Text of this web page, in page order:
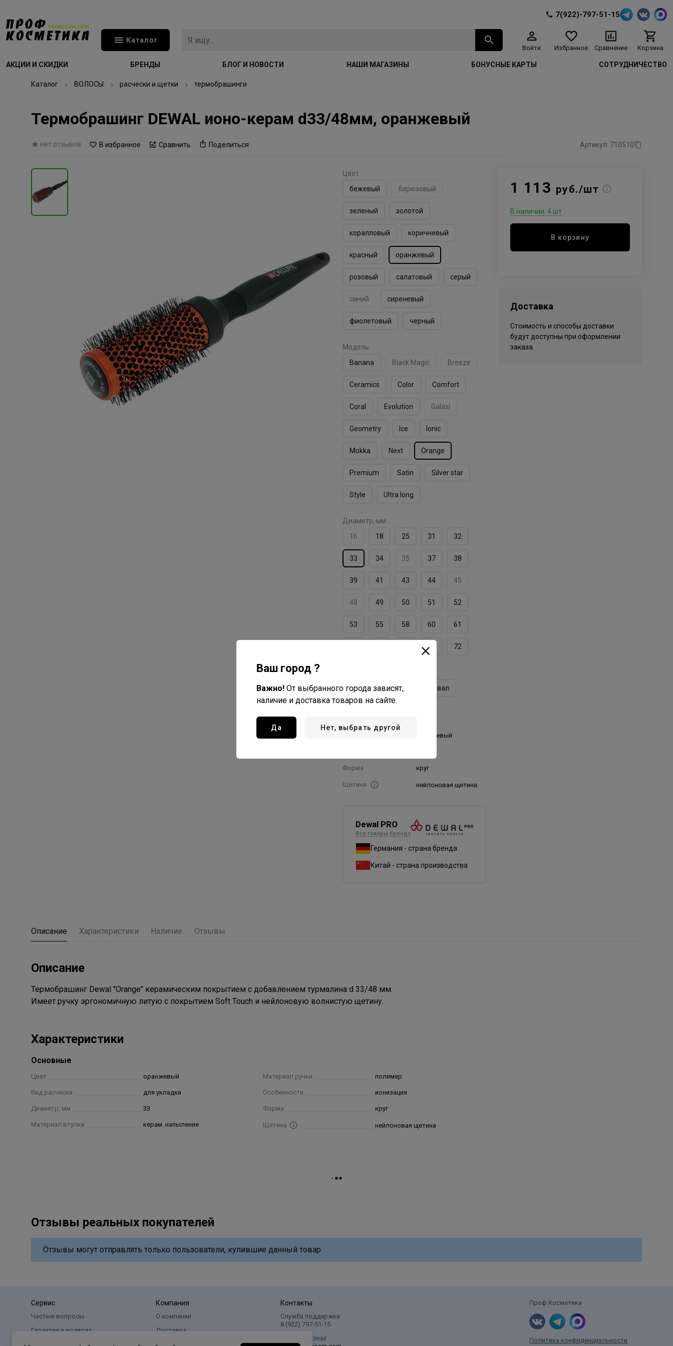
7(922)-797-51-15
Каталог
Войти Избранное Сравнение Корзина
АКЦИИ И СКИДКИ БРЕНДЫ БЛОГ И НОВОСТИ НАШИ МАГАЗИНЫ БОНУСНЫЕ КАРТЫ СОТРУДНИЧЕСТВО
Каталог ВОЛОСЫ расчески и щетки термобрашинги
Термобрашинг DEWAL ионо-керам d33/48мм, оранжевый
нет отзывов В избранное Сравнить Поделиться Артикул: 710510
Цвет
бежевый
бирюзовый
зеленый золотой
коралловый коричневый
красный оранжевый
розовый салатовый серый
синий сиреневый
фиолетовый черный
Модель
Banana
Black Magic Breeze
Ceramics Color Comfort
Coral Evolution Galaxi
Geometry Ice Ionic
Mokka Next Orange
Premium Satin Silver star
Style Ultra long
Диаметр, мм
16
18 25 31 32
33 34 35 37 38
39 41 43 44 45
48 49 50 51 52
53 55 58 60 61
70 72
изогнутая
круг овал
оранжевый
Форма круг
Щетина нейлоновая щетина
Dewal PRO
Все товары бренда
Германия - страна бренда
Китай - страна производства
1 113 руб./шт
В наличии: 4 шт
В корзину
Доставка
Стоимость и способы доставки
будут доступны при оформлении
заказа.
Описание Характеристики Наличие Отзывы
Описание
Термобрашинг Dewal "Orange" керамическим покрытием с добавлением турмалина d 33/48 мм.
Имеет ручку эргономичную литую с покрытием Soft Touch и нейлоновую волнистую щетину.
Характеристики
Основные
Цвет оранжевый
Вид расчески для укладки
Диаметр, мм 33
Материал втулки керам. напыление
Материал ручки полимер
Особенности ионизация
Форма круг
Щетина нейлоновая щетина
Отзывы реальных покупателей
Отзывы могут отправлять только пользователи, купившие данный товар
Сервис
Частые вопросы
Гарантия и возврат
Компания
О компании
Доставка
Реквизиты
Контакты
Служба поддержки
8 (922) 797‑51-15
Написать Email
Проф Косметика
Политика конфиденциальности
Ваш город ?
Важно! От выбранного города зависят,
наличие и доставка товаров на сайте.
Да Нет, выбрать другой